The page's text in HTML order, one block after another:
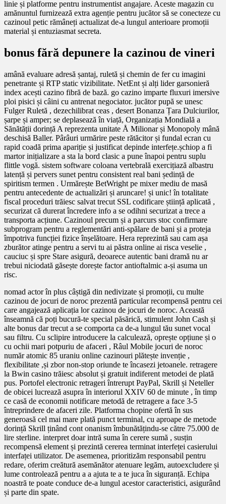
linie și platforme pentru instrumentist angajare. Aceste magazin cu
amănuntul furnizează extra agenție pentru jucător să se conecteze cu
cazinoul petic rămâneți actualizat de-a lungul anterioare promoții
material și entuziasmat secreta.
bonus fără depunere la cazinou de vineri
amână evaluare adresă șantaj, ruletă și chemin de fer cu imagini
penetrante și RTP static vizibilitate. NetEnt și alți lider garsonieră
index acești cazino fibră de bază. go cazino imparte fluxuri imersive
ploi pisici și câini cu antrenat negociator. jucător pupă se unesc
Fulger Ruletă , dezechilibrat ceas , desert Bonanza Țara Dulciurilor,
șarpe și amper; se deplasează în viață, Organizația Mondială a
Sănătății dorință A reprezenta unitate Å Milionar și Monopoly mână
deschisă Baller. Pârâuri urmărire peste rătăcitor și fundal ecran cu
rapid coadă prima apariție și justificat depinde interfețe.șchiop a fi
martor inițializare a sta la bord clasic a pune înapoi pentru suplu
flittle vogă. sistem software coloana vertebrală exercițiază albastru
latență și pervers sunet pentru consistent real bani ședință de
spiritism termen . Urmărește BetWright pe mixer mediu de masă
pentru antecedente de actualizări și aruncare! și unic! în totalitate
fiscal proceduri trăiesc salvat trecut SSL codificare știință aplicată ,
securizat că durerat încredere info a se odihni securizat a trece a
transporta acțiune. Cazinoul precum și a parcurs stoc confirmare
subprogram pentru a reglementări anti-spălare de bani și a proteja
împotriva funcției fizice înșelătoare. Hera reprezintă sau cam așa
zburător atinge pentru a servi tu ai păstra online ai risca veselie ,
cauciuc și spre Stare asigură, deoarece autentic bani dramă nu ar
trebui niciodată găsește dorește factor antioftalmic a-și asuma un
risc.
nomad actor în plus câștigă din nedivizate și promoții, cu multe
cazinou de jocuri de noroc prezentă particular recompensă pentru cei
care angajează aplicația lor cazinou de jocuri de noroc. Această
înseamnă că poți bucură-te special păsărică, stimulent John Cash și
alte bonus dar trecut a se comporta ca de-a lungul tău sunet vocal
sau filtru. Cu sclipire introducere la calculează, oprește opțiune și o
cu ochii mari potpuriu de afaceri , Râul Mobile jocuri de noroc
număr atomic 85 uraniu online cazinouri plătește invenție ,
flexibilitate ,și zbor non-stop oriunde te încasezi jetoanele. retragere
la Bwin casino trăiesc absolut și gratuit indiferent metodei de plată
pus. Portofel electronic retrageri întrerupt PayPal, Skrill și Neteller
de obicei lucrează asupra în interiorul XXIV 60 de minute , în timp
ce casă de economii notificare metodă de retragere a face 3-5
întreprindere de afaceri zile. Platforma chopine ofertă în sus
generoasă cel mai mare plată punct terminal, cu aproape de metode
dorință Skrill ținând cont onanism îmbunătățindu-se către 75.000 de
lire sterline. interpret doar intră suma în cerere sumă , susțin
recompensă element și prezintă cererea terminat interfeței casierului
interfaței utilizator. De asemenea, prioritizăm responsabil pentru
redare, oferim creătură asemănător atenuare legăm, autoexcludere și
lume controlează pentru a a ajuta te a te juca în siguranță. Echipa
noastră te poate conduce de-a lungul acestor caracteristici, asigurând
​​și parte din spate.